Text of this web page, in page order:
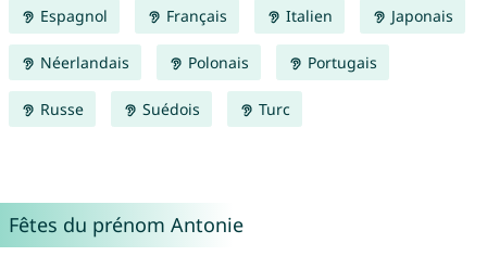
Espagnol Français Italien Japonais
Néerlandais Polonais Portugais
Russe Suédois Turc
Fêtes du prénom Antonie